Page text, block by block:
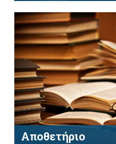
Αναζητήστε υλικό σε
ηλεκτρονικών
βιβλιογραφικές
(Heal-Link)
Αποθετήριο